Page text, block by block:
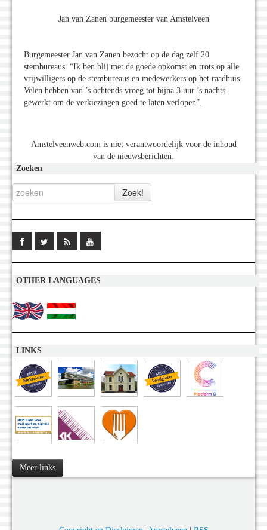
Jan van Zanen burgemeester van Amstelveen
Burgemeester Jan van Zanen bezocht op de dag zelf 20
stembureaus. “Ik ben blij met de goede opkomst en trots op alle
vrijwilligers op de stembureaus en medewerkers op het raadhuis.
Velen hebben van ’s ochtends vroeg tot bijna 3 uur ’s nachts
gewerkt om de verkiezingen goed te laten verlopen”.
Amstelveenweb.com is niet verantwoordelijk voor de inhoud
van de nieuwsberichten.
Zoeken
OTHER LANGUAGES
LINKS
Meer links